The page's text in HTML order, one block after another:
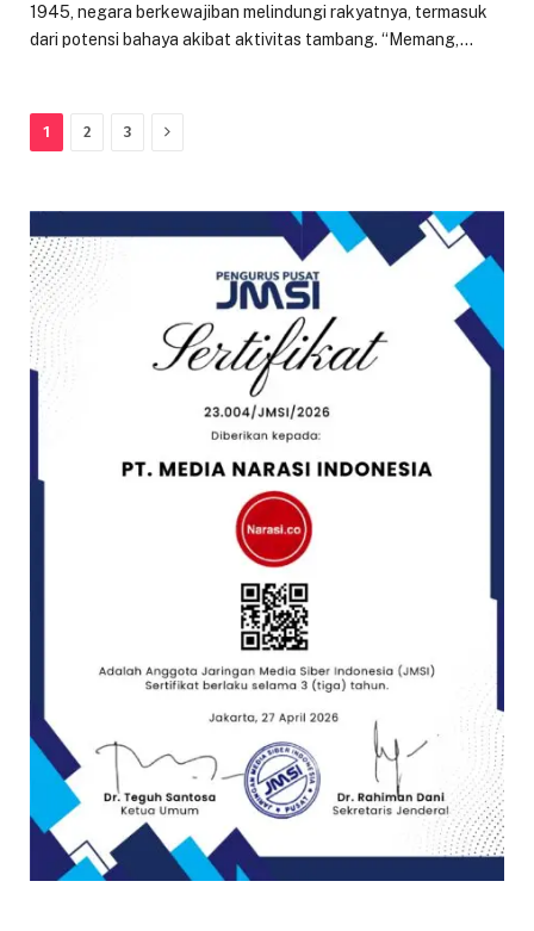
1945, negara berkewajiban melindungi rakyatnya, termasuk
dari potensi bahaya akibat aktivitas tambang. “Memang,…
1 2 3 Next